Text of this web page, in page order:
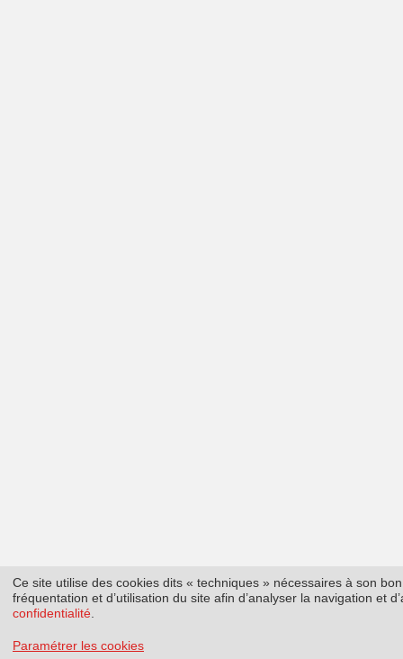
Ce site utilise des cookies dits « techniques » nécessaires à son
fréquentation et d’utilisation du site afin d’analyser la navigation et
confidentialité
Paramétrer les cookies